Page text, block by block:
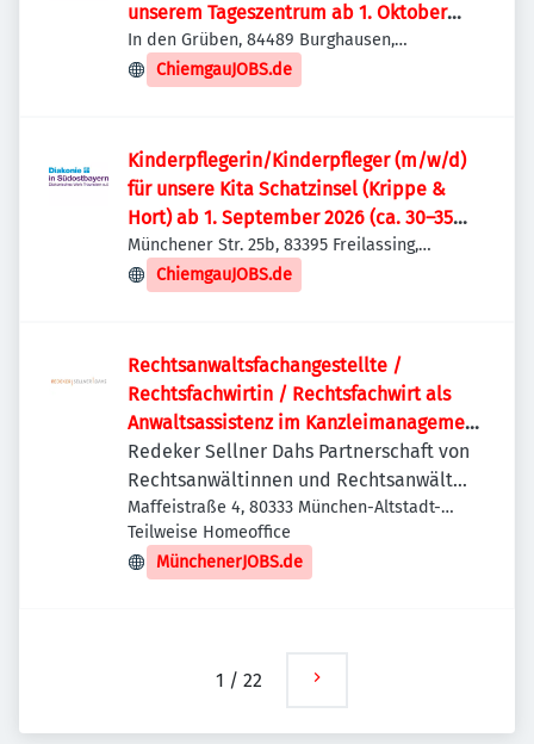
unserem Tageszentrum ab 1. Oktober
2026 (20 Std./Woche) – Burghausen
In den Grüben, 84489 Burghausen,
Deutschland
ChiemgauJOBS.de
Kinderpflegerin/Kinderpfleger (m/w/d)
für unsere Kita Schatzinsel (Krippe &
Hort) ab 1. September 2026 (ca. 30–35
Std./Woche) – Freilassing
Münchener Str. 25b, 83395 Freilassing,
Deutschland
ChiemgauJOBS.de
Rechtsanwaltsfachangestellte /
Rechtsfachwirtin / Rechtsfachwirt als
Anwaltsassistenz im Kanzleimanagement
(m/w/d) – München Vollzeit oder Teilzeit
ab 30 Stunden/Woche · unbefristet ·
Privates Baurecht und Gesellschaftsrecht
Redeker Sellner Dahs Partnerschaft von
Rechtsanwältinnen und Rechtsanwälten
mbB
Maffeistraße 4, 80333 München-Altstadt-
Lehel, Deutschland
Teilweise Homeoffice
MünchenerJOBS.de
1 / 22